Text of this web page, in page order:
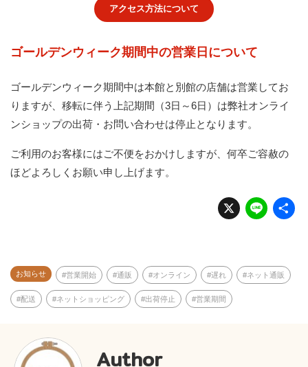
アクセス方法について
ゴールデンウィーク期間中の営業日について
ゴールデンウィーク期間中は本館と別館の店舗は営業してお
りますが、移転に伴う上記期間（3日～6日）は弊社オンライ
ンショップの出荷・お問い合わせは停止となります。
ご利用のお客様にはご不便をおかけしますが、何卒ご容赦の
ほどよろしくお願い申し上げます。
X Li
n
お知らせ 営業開始 通販 オンライン 遅れ ネット通販
配送 ネットショッピング 出荷停止 営業期間
Author